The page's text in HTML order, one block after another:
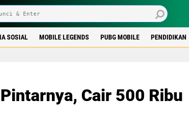
SOSIAL MOBILE LEGENDS PUBG MOBILE PENDIDIKAN
Cair 500 Ribu